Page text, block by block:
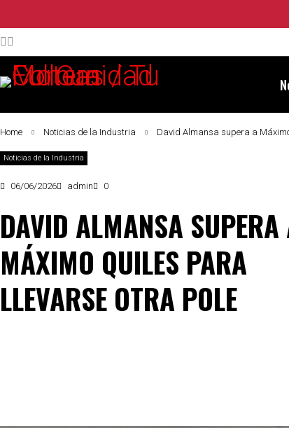
Home Noticias de la Industria David Almansa supera a
Noticias de la Industria
06/06/2026 admin 0
DAVID ALMANSA SUPERA
MÁXIMO QUILES PARA
LLEVARSE OTRA POLE